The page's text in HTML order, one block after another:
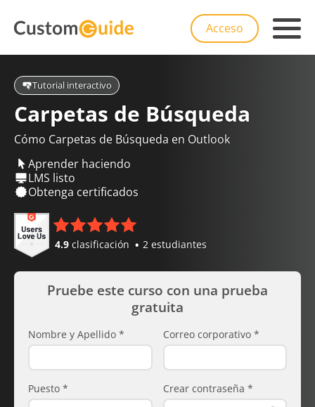
Acceso
Tutorial interactivo
Carpetas de Búsqueda
Cómo Carpetas de Búsqueda en Outlook
Aprender haciendo
LMS listo
Obtenga certificados
4.9 clasificación 2 estudiantes
Pruebe este curso con una prueba
gratuita
Nombre y Apellido * Correo corporativo *
Puesto * Crear contraseña *